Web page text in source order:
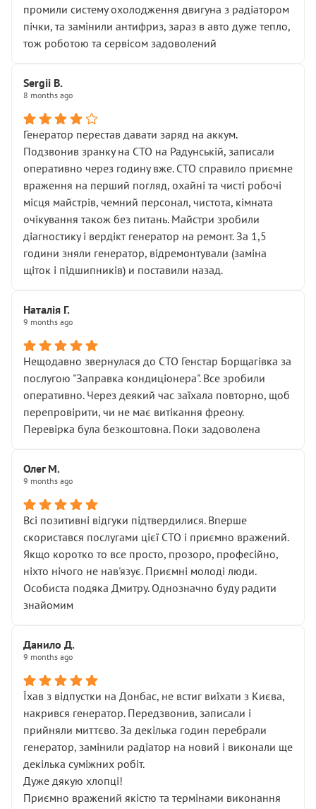
промили систему охолодження двигуна з радіатором
пічки, та замінили антифриз, зараз в авто дуже тепло,
тож роботою та сервісом задоволений
Sergii B.
8 months ago
Генератор перестав давати заряд на аккум.
Подзвонив зранку на СТО на Радунській, записали
оперативно через годину вже. СТО справило приємне
враження на перший погляд, охайні та чисті робочі
місця майстрів, чемний персонал, чистота, кімната
очікування також без питань. Майстри зробили
діагностику і вердікт генератор на ремонт. За 1,5
години зняли генератор, відремонтували (заміна
щіток і підшипників) и поставили назад.
Наталія Г.
9 months ago
Нещодавно звернулася до СТО Генстар Борщагівка за
послугою "Заправка кондиціонера". Все зробили
оперативно. Через деякий час заїхала повторно, щоб
перепровірити, чи не має витікання фреону.
Перевірка була безкоштовна. Поки задоволена
Олег М.
9 months ago
Всі позитивні відгуки підтвердилися. Вперше
скористався послугами цієї СТО і приємно вражений.
Якщо коротко то все просто, прозоро, професійно,
ніхто нічого не нав'язує. Приємні молоді люди.
Особиста подяка Дмитру. Однозначно буду радити
знайомим
Данило Д.
9 months ago
Їхав з відпустки на Донбас, не встиг виїхати з Києва,
накрився генератор. Передзвонив, записали і
прийняли миттєво. За декілька годин перебрали
генератор, замінили радіатор на новий і виконали ще
декілька суміжних робіт.
Дуже дякую хлопці!
Приємно вражений якістю та термінами виконання